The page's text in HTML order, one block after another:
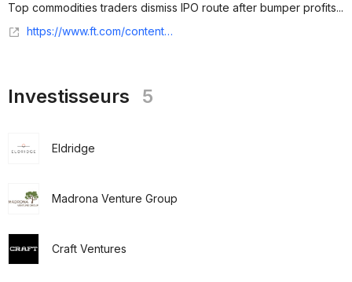
Top commodities traders dismiss IPO route after bumper profits...
https://www.ft.com/content/4c6e823f-84ab-4185-bce3-303c9bf2fad1
Investisseurs 5
Eldridge
Madrona Venture Group
Craft Ventures